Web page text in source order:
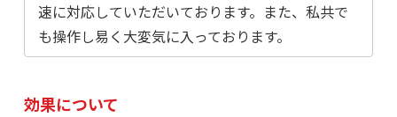
速に対応していただいております。また、私共で
も操作し易く大変気に入っております。
効果について